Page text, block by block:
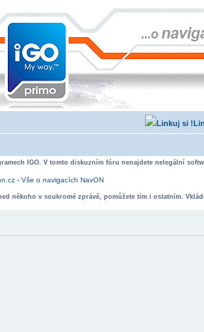
IGO. V tomto diskuzním fóru nenajdete nelegální
- Vše o navigacích NavON
někoho v soukromé zprávě, pomůžete tím i ostatním.